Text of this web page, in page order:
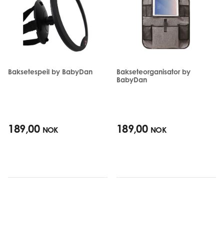
Baksetespeil by BabyDan
189,00 NOK
Bakseteorganisator by
BabyDan
189,00 NOK